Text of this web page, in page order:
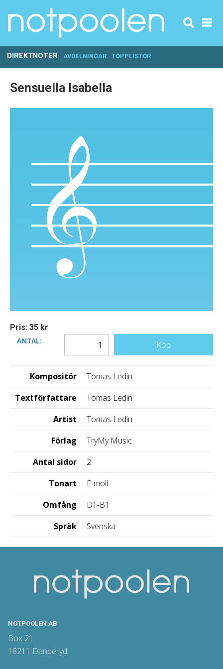
DIREKTNOTER AVDELNINGAR TOPPLISTOR
Sensuella Isabella
Pris: 35 kr
ANTAL:
Köp
Kompositör
Tomas Ledin
Textförfattare
Tomas Ledin
Artist
Tomas Ledin
Förlag
TryMy Music
Antal sidor
2
Tonart
E-moll
Omfång
D1-B1
Språk
Svenska
NOTPOOLEN AB
Box 21
18211 Danderyd